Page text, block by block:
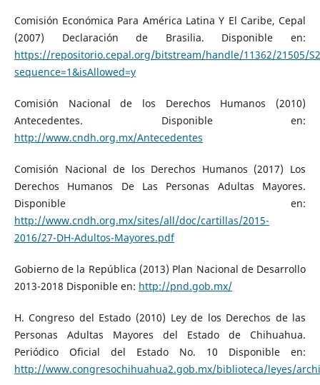
Comisión Económica Para América Latina Y El Caribe, Cepal
(2007) Declaración de Brasilia. Disponible en:
https://repositorio.cepal.org/bitstream/handle/11362/21505/
sequence=1&isAllowed=y
Comisión Nacional de los Derechos Humanos (2010)
Antecedentes. Disponible en:
http://www.cndh.org.mx/Antecedentes
Comisión Nacional de los Derechos Humanos (2017) Los
Derechos Humanos De Las Personas Adultas Mayores.
Disponible en:
http://www.cndh.org.mx/sites/all/doc/cartillas/2015-
2016/27-DH-Adultos-Mayores.pdf
Gobierno de la República (2013) Plan Nacional de Desarrollo
2013-2018 Disponible en: http://pnd.gob.mx/
H. Congreso del Estado (2010) Ley de los Derechos de las
Personas Adultas Mayores del Estado de Chihuahua.
Periódico Oficial del Estado No. 10 Disponible en:
http://www.congresochihuahua2.gob.mx/biblioteca/leyes/